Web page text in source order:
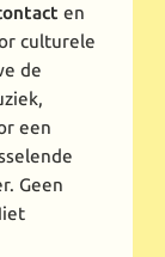
en
culturele
de
een
Geen